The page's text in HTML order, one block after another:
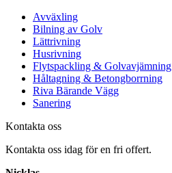
Avväxling
Bilning av Golv
Lättrivning
Husrivning
Flytspackling & Golvavjämning
Håltagning & Betongborrning
Riva Bärande Vägg
Sanering
Kontakta oss
Kontakta oss idag för en fri offert.